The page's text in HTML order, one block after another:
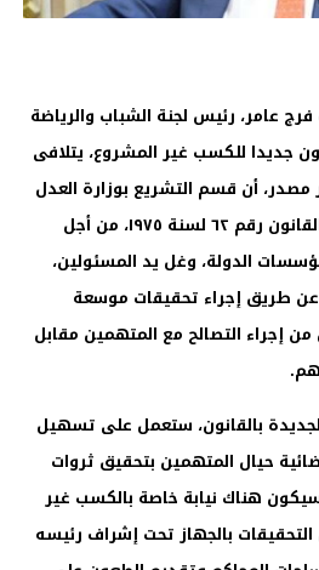
عامر، رئيس لجنة الشباب والرياضة
جديدا للكسب غير المشروع، يتلافى
مصدر، أن قسم التشريع بوزارة العدل
أجرى تعديلات بالفعل على القانون رقم ٦٢ لسنة ١٩٧٥، من أجل
الدولة، وغل يد المسئولين،
طريق إجراء تحقيقات موسعة
إجراء التصالح مع المتهمين مقابل
بالقانون، ستعمل على تسهيل
حيال المتهمين بتحقيق ثروات
هناك نيابة خاصة بالكسب غير
بالجهاز تحت إشراف رئيسه